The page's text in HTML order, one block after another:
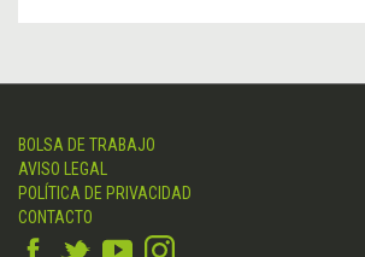
BOLSA DE TRABAJO
AVISO LEGAL
POLÍTICA DE PRIVACIDAD
CONTACTO